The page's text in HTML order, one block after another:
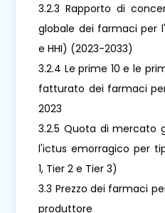
3.2.3 Rapporto di
globale dei farmaci per
e HHI) (2023-2033)
3.2.4 Le prime 10 e le
fatturato dei farmaci
2023
3.2.5 Quota di mercato
l'ictus emorragico per
1, Tier 2 e Tier 3)
3.3 Prezzo dei farmaci
produttore